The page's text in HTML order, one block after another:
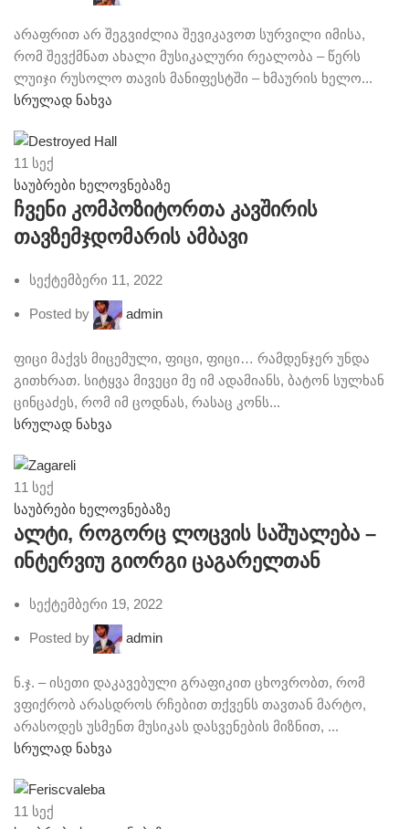
არაფრით არ შეგვიძლია შევიკავოთ სურვილი იმისა,
რომ შევქმნათ ახალი მუსიკალური რეალობა – წერს
ლუიჯი რუსოლო თავის მანიფესტში – ხმაურის ხელო...
სრულად ნახვა
11 სექ
საუბრები ხელოვნებაზე
ჩვენი კომპოზიტორთა კავშირის
თავზემჯდომარის ამბავი
სექტემბერი 11, 2022
Posted by admin
ფიცი მაქვს მიცემული, ფიცი, ფიცი… რამდენჯერ უნდა
გითხრათ. სიტყვა მივეცი მე იმ ადამიანს, ბატონ სულხან
ცინცაძეს, რომ იმ ცოდნას, რასაც კონს...
სრულად ნახვა
11 სექ
საუბრები ხელოვნებაზე
ალტი, როგორც ლოცვის საშუალება –
ინტერვიუ გიორგი ცაგარელთან
სექტემბერი 19, 2022
Posted by admin
ნ.ჯ. – ისეთი დაკავებული გრაფიკით ცხოვრობთ, რომ
ვფიქრობ არასდროს რჩებით თქვენს თავთან მარტო,
არასოდეს უსმენთ მუსიკას დასვენების მიზნით, ...
სრულად ნახვა
11 სექ